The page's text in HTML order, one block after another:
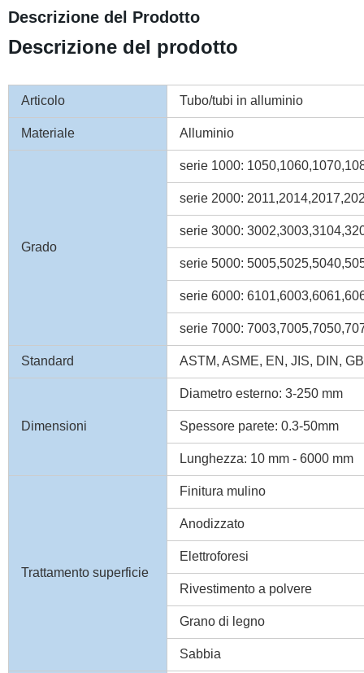
Descrizione del Prodotto
Descrizione del prodotto
Articolo Tubo/tubi in alluminio
Materiale Alluminio
Grado
serie 1000:
serie 2000:
serie 3000:
serie 5000:
serie 6000:
serie 7000:
Standard ASTM, ASME, EN, JIS, DIN,
Dimensioni
Diametro esterno: 3-250 mm
Spessore parete: 0.3-50mm
Lunghezza: 10 mm - 6000 mm
Trattamento superficie
Finitura mulino
Anodizzato
Elettroforesi
Rivestimento a polvere
Grano di legno
Sabbia